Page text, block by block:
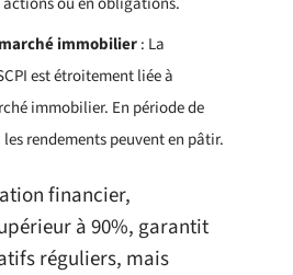
immobilier: La
est étroitement liée à
immobilier. En période de
rendements peuvent en pâtir.
financier,
à 90%, garantit
réguliers, mais